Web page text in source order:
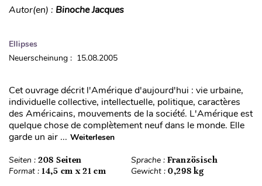
Autor(en) : Binoche Jacques
Ellipses
Neuerscheinung : 15.08.2005
Cet ouvrage décrit l'Amérique d'aujourd'hui : vie urbaine,
individuelle collective, intellectuelle, politique, caractères
des Américains, mouvements de la société. L'Amérique est
quelque chose de complètement neuf dans le monde. Elle
garde un air ... Weiterlesen
Seiten : 208 Seiten Sprache : Französisch
Format : 14,5 cm x 21 cm Gewicht : 0,298 kg